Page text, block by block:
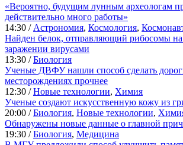
«Вероятно, будущим лунным археологам
действительно много работы»
14:30 / Астрономия, Космология,
Найден белок, отправляющий рибосомы на
заражении вирусами
13:30 /Биология
Ученые ДВФУ нашли способ сделать
месторождениях прочнее
12:30 /Новые технологии, Химия
Ученые создают искусственную кожу из
20:00 /Биология, Новые технологии,
Обнаружены новые данные о главной
19:30 /Биология, Медицина